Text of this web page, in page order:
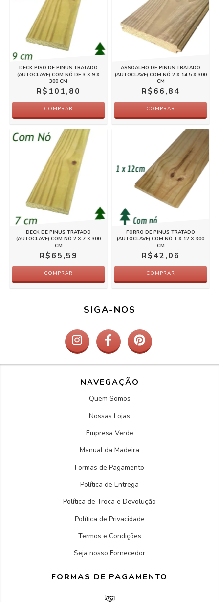
DECK PISO DE PINUS TRATADO
(AUTOCLAVE) COM NÓ DE 3 X 9 X
300 CM
R$101,80
COMPRAR
ASSOALHO DE PINUS TRATADO
(AUTOCLAVE) COM NÓ 2 X 14,5 X 300
CM
R$66,84
COMPRAR
DECK DE PINUS TRATADO
(AUTOCLAVE) COM NÓ 2 X 7 X 300
CM
R$65,59
COMPRAR
FORRO DE PINUS TRATADO
(AUTOCLAVE) COM NÓ 1 X 12 X 300
CM
R$42,06
COMPRAR
SIGA-NOS
NAVEGAÇÃO
Quem Somos
Nossas Lojas
Empresa Verde
Manual da Madeira
Formas de Pagamento
Política de Entrega
Política de Troca e Devolução
Política de Privacidade
Termos e Condições
Seja nosso Fornecedor
FORMAS DE PAGAMENTO